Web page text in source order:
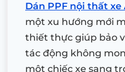
Dán PPF nội thất xe
một xu hướng mới
thiết thực giúp bảo
tác động không
một chiếc xe sang